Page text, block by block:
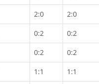
2:0 2:0
0:2 0:2
0:2 0:2
1:1 1:1